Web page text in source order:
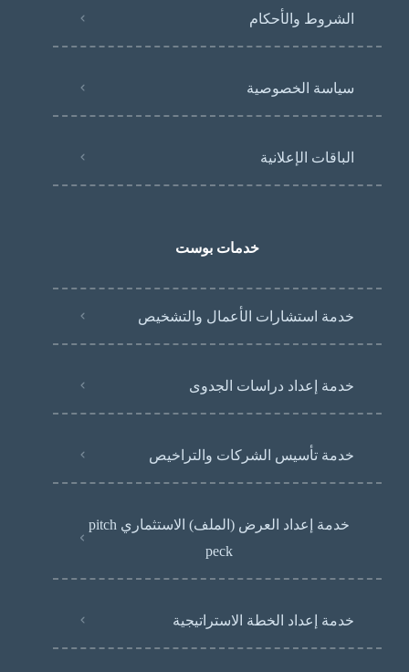
الشروط والأحكام
سياسة الخصوصية
الباقات الإعلانية
خدمات بوست
خدمة استشارات الأعمال والتشخيص
خدمة إعداد دراسات الجدوى
خدمة تأسيس الشركات والتراخيص
خدمة إعداد العرض (الملف) الاستثماري pitch
peck
خدمة إعداد الخطة الاستراتيجية